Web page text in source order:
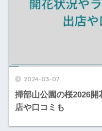
2024-03-07
掃部山公園の桜2026
店や口コミも